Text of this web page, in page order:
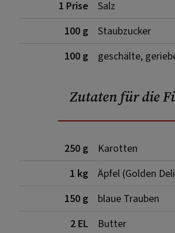
1 Prise
Salz
100 g
Staubzucker
100 g
geschälte,
Zutaten für die
250 g
Karotten
1 kg
Äpfel (Golden
150 g
blaue Trauben
2 EL
Butter